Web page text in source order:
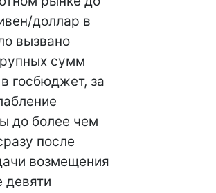
доллар в
вызвано
сумм
госбюджет, за
до более чем
после
возмещения